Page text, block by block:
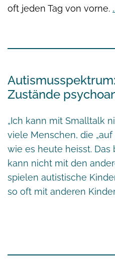
oft jeden Tag von vorne.
Zustände
„Ich kann mit Smalltalk
viele Menschen, die
wie es heute heisst. Das
kann nicht mit den
spielen autistische
so oft mit anderen